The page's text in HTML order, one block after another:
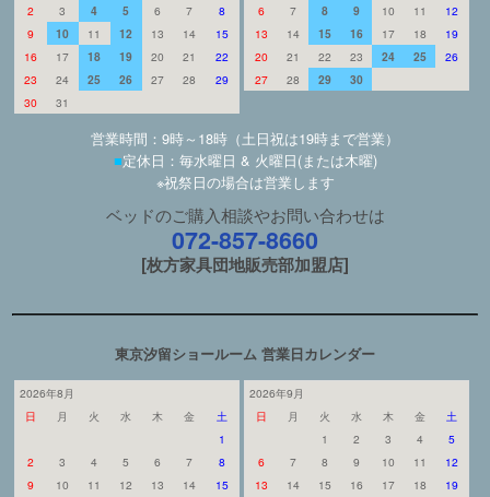
2
3 4 5 6 7
8
9
10 11 12 13 14
15
16
17 18 19 20 21
22
23
24 25 26 27 28
29
30
31
6
7 8 9 10 11
12
13
14 15 16 17 18
19
20
21 22 23 24 25
26
27
28 29 30
営業時間：9時～18時（土日祝は19時まで営業）
■定休日：毎水曜日 & 火曜日(または木曜)
※祝祭日の場合は営業します
ベッドのご購入相談やお問い合わせは
072-857-8660
[枚方家具団地販売部加盟店]
東京汐留ショールーム 営業日カレンダー
2026年8月
日
月 火 水 木 金
土
1
2
3 4 5 6 7
8
9
10 11 12 13 14
15
2026年9月
日
月 火 水 木 金
土
1
2 3 4
5
6
7 8 9 10 11
12
13
14 15 16 17 18
19